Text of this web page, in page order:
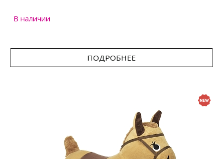
В наличии
ПОДРОБНЕЕ